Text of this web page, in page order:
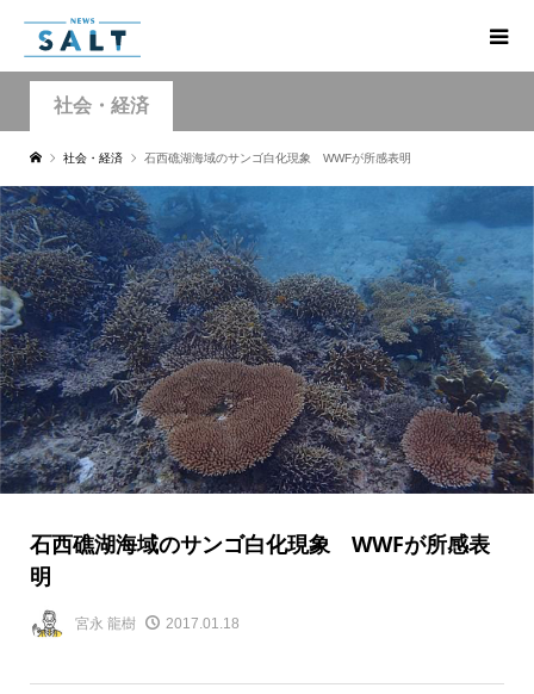
社会・経済
社会・経済 石西礁湖海域のサンゴ白化現象 WWFが所感表明
石西礁湖海域のサンゴ白化現象 WWFが所感表
明
宮永 龍樹 2017.01.18